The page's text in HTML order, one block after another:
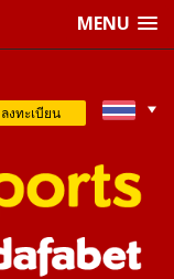
MENU
ลงทะเบียน